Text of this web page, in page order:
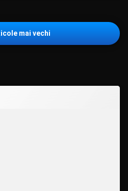
mai vechi